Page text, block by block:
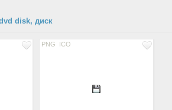
disk, диск
PNG ICO